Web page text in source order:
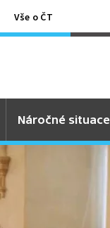
Vše o ČT
Náročné situace